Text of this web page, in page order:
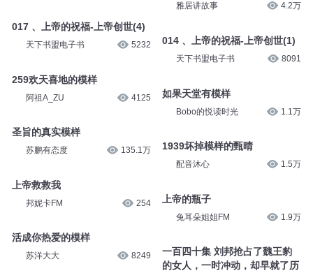
017 、上帝的祝福-上帝创世(4)
天下书盟电子书 5232
259欢天喜地的模样
阿祖A_ZU 4125
圣旨的真实模样
苏鹏有态度 135.1万
上帝救救我
邦妮卡FM 254
活成你热爱的模样
苏洋大大 8249
雅居讲故事 4.2万
014 、上帝的祝福-上帝创世(1)
天下书盟电子书 8091
如果天堂有模样
Bobo的悦读时光 1.1万
1939坏掉模样的甄晴
配音沐心 1.5万
上帝的瓶子
兔耳朵姐姐FM 1.9万
一百四十集 刘邦抢占了魏王豹
的女人，一时冲动，却早就了历